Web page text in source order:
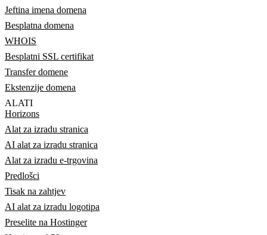
Jeftina imena domena
Besplatna domena
WHOIS
Besplatni SSL certifikat
Transfer domene
Ekstenzije domena
ALATI
Horizons
Alat za izradu stranica
AI alat za izradu stranica
Alat za izradu e-trgovina
Predlošci
Tisak na zahtjev
AI alat za izradu logotipa
Preselite na Hostinger